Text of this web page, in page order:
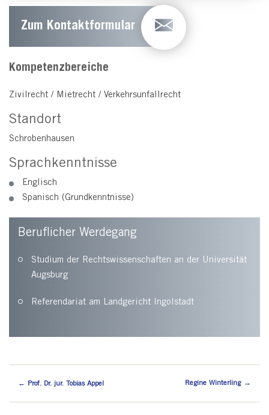
Beruflicher Werdegang
Studium der Rechtswissenschaften an der Universität
Augsburg
Referendariat am Landgericht Ingolstadt
Zum Kontaktformular
Kompetenzbereiche
Zivilrecht / Mietrecht / Verkehrsunfallrecht
Standort
Schrobenhausen
Sprachkenntnisse
Englisch
Spanisch (Grundkenntnisse)
← Prof. Dr. jur. Tobias Appel →
Regine Winterling